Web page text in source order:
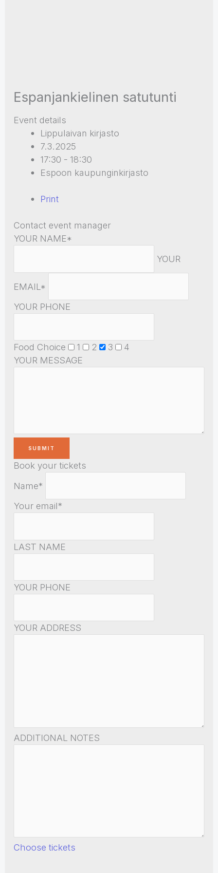
Espanjankielinen satutunti
Event details
Lippulaivan kirjasto
7.3.2025
17:30 - 18:30
Espoon kaupunginkirjasto
Print
Contact event manager
YOUR NAME*
YOUR
EMAIL*
YOUR PHONE
Food Choice 1 2 3
4
YOUR MESSAGE
Book your tickets
Name*
Your email*
LAST NAME
YOUR PHONE
YOUR ADDRESS
ADDITIONAL NOTES
Choose tickets